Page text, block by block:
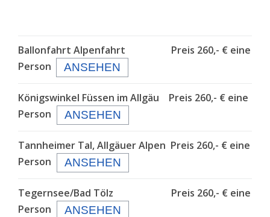
Ballonfahrt Alpenfahrt Preis 260,- € eine
Person
ANSEHEN
Königswinkel Füssen im Allgäu Preis 260,- € eine
Person
ANSEHEN
Tannheimer Tal, Allgäuer Alpen Preis 260,- € eine
Person
ANSEHEN
Tegernsee/Bad Tölz Preis 260,- € eine
Person
ANSEHEN